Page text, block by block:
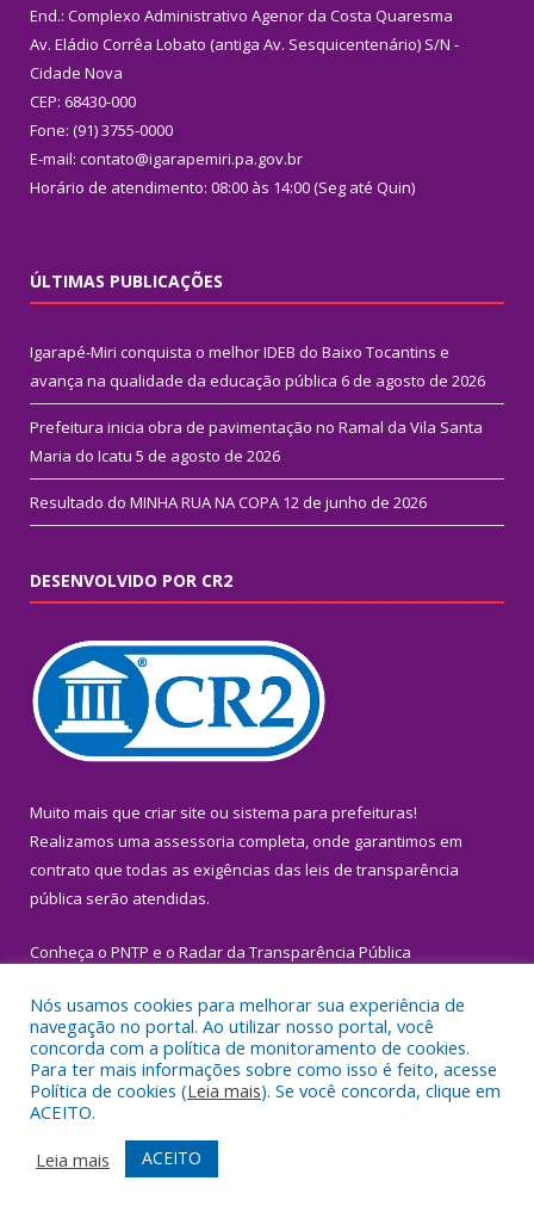
End.: Complexo Administrativo Agenor da Costa Quaresma
Av. Eládio Corrêa Lobato (antiga Av. Sesquicentenário) S/N -
Cidade Nova
CEP: 68430-000
Fone: (91) 3755-0000
E-mail: contato@igarapemiri.pa.gov.br
Horário de atendimento: 08:00 às 14:00 (Seg até Quin)
ÚLTIMAS PUBLICAÇÕES
Igarapé-Miri conquista o melhor IDEB do Baixo Tocantins e
avança na qualidade da educação pública 6 de agosto de 2026
Prefeitura inicia obra de pavimentação no Ramal da Vila Santa
Maria do Icatu 5 de agosto de 2026
Resultado do MINHA RUA NA COPA 12 de junho de 2026
DESENVOLVIDO POR CR2
Muito mais que criar site ou sistema para prefeituras!
Realizamos uma assessoria completa, onde garantimos em
contrato que todas as exigências das leis de transparência
pública serão atendidas.
Conheça o PNTP e o Radar da Transparência Pública
Todos os direitos reservados a Prefeitura Municipal de Igarapé-
Miri.
Mapa do Site
Acessar Área Administrativa
Acessar Webmail
Nós usamos cookies para melhorar sua experiência de
navegação no portal. Ao utilizar nosso portal, você
concorda com a política de monitoramento de cookies.
Para ter mais informações sobre como isso é feito, acesse
Política de cookies (Leia mais). Se você concorda, clique em
ACEITO.
Leia mais
ACEITO